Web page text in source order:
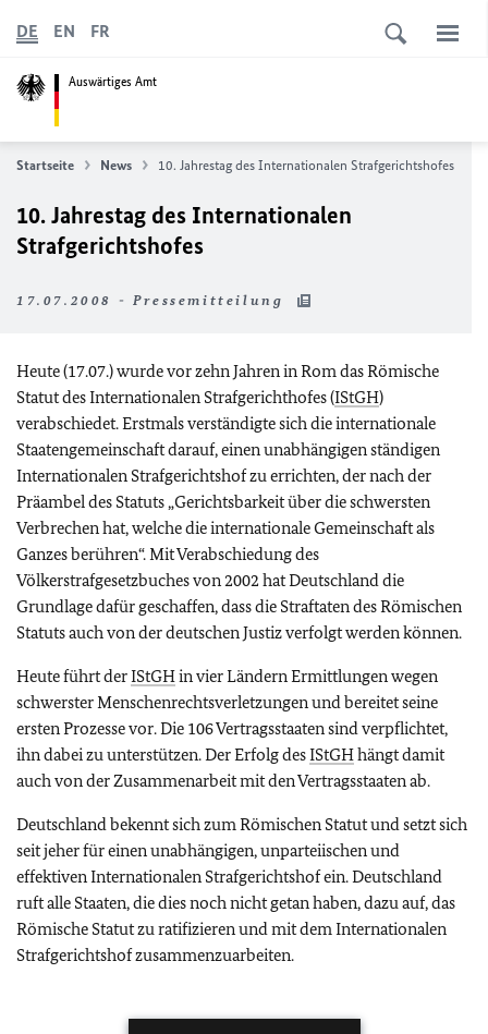
Auswärtiges Amt
DE EN FR
Startseite News 10. Jahrestag des Internationalen Strafgerichtshofes
10. Jahrestag des Internationalen
Strafgerichtshofes
17.07.2008 - Pressemitteilung
Heute (17.07.) wurde vor zehn Jahren in Rom das Römische
Statut des Internationalen Strafgerichthofes (IStGH)
verabschiedet. Erstmals verständigte sich die internationale
Staatengemeinschaft darauf, einen unabhängigen ständigen
Internationalen Strafgerichtshof zu errichten, der nach der
Präambel des Statuts „Gerichtsbarkeit über die schwersten
Verbrechen hat, welche die internationale Gemeinschaft als
Ganzes berühren“. Mit Verabschiedung des
Völkerstrafgesetzbuches von 2002 hat Deutschland die
Grundlage dafür geschaffen, dass die Straftaten des Römischen
Statuts auch von der deutschen Justiz verfolgt werden können.
Heute führt derIStGHin vier Ländern Ermittlungen wegen
schwerster Menschenrechtsverletzungen und bereitet seine
ersten Prozesse vor. Die 106 Vertragsstaaten sind verpflichtet,
ihn dabei zu unterstützen. Der Erfolg desIStGHhängt damit
auch von der Zusammenarbeit mit den Vertragsstaaten ab.
Deutschland bekennt sich zum Römischen Statut und setzt sich
seit jeher für einen unabhängigen, unparteiischen und
effektiven Internationalen Strafgerichtshof ein. Deutschland
ruft alle Staaten, die dies noch nicht getan haben, dazu auf, das
Römische Statut zu ratifizieren und mit dem Internationalen
Strafgerichtshof zusammenzuarbeiten.